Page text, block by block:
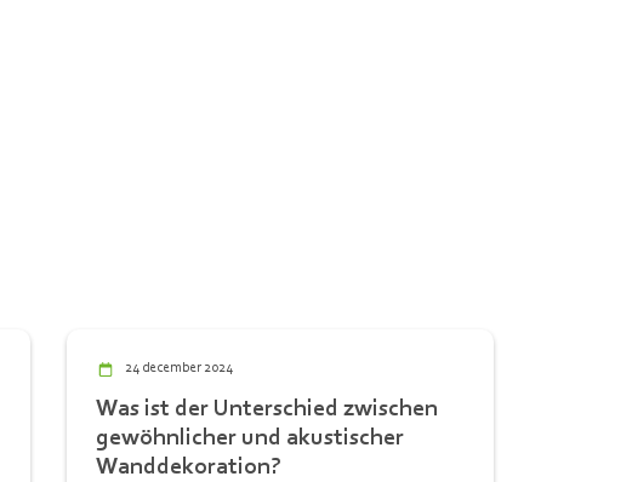
24 december 2024
Was ist der Unterschied zwischen
gewöhnlicher und akustischer
Wanddekoration?